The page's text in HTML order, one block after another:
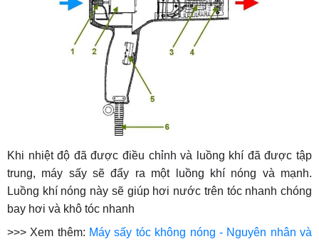
Khi nhiệt độ đã được điều chỉnh và luồng khí đã được tập
trung, máy sấy sẽ đẩy ra một luồng khí nóng và mạnh.
Luồng khí nóng này sẽ giúp hơi nước trên tóc nhanh chóng
bay hơi và khô tóc nhanh
>>> Xem thêm: Máy sấy tóc không nóng - Nguyên nhân và